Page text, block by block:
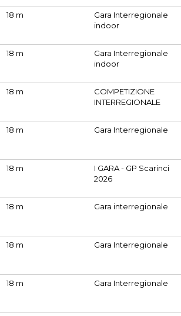
18 m
Gara Interregionale
indoor
18 m
Gara Interregionale
indoor
18 m
COMPETIZIONE
INTERREGIONALE
18 m Gara Interregionale
18 m
I GARA - GP Scarinci
2026
18 m Gara interregionale
18 m Gara Interregionale
18 m Gara Interregionale